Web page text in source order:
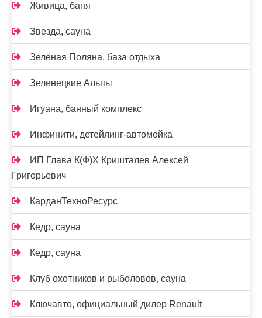
Живица, баня
Звезда, сауна
Зелёная Поляна, база отдыха
Зеленецкие Альпы
Игуана, банный комплекс
Инфинити, детейлинг-автомойка
ИП Глава К(Ф)Х Кришталев Алексей
Григорьевич
КарданТехноРесурс
Кедр, сауна
Кедр, сауна
Клуб охотников и рыболовов, сауна
Ключавто, официальный дилер Renault